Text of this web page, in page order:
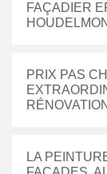
FAÇADIER
PRIX PAS
RÉNOVATION
LA